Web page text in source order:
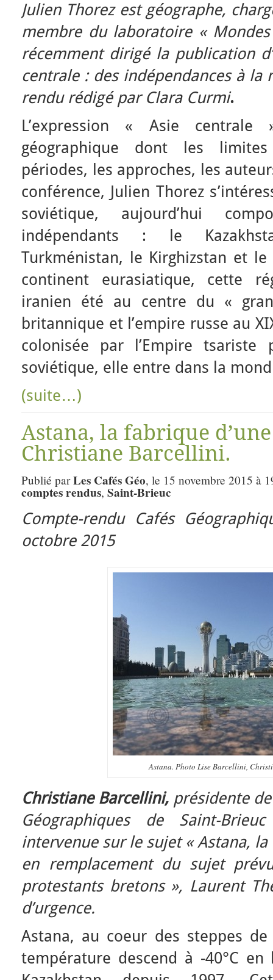
Julien Thorez est géographe,
membre du laboratoire «
récemment dirigé la publication
centrale : des indépendances à la
rendu rédigé par Clara Curmi.
L’expression « Asie
géographique dont les
périodes, les approches, les
conférence, Julien Thorez
soviétique, aujourd’hui
indépendants : le
Turkménistan, le Kirghizstan et
continent eurasiatique, cette
iranien été au centre du «
britannique et l’empire russe au
colonisée par l’Empire tsariste
soviétique, elle entre dans la
(suite…)
Astana, la fabrique
Christiane Barcellini.
Publié parLes Cafés Géo, le 15 novembre 2015 à
comptes rendus, Saint-Brieuc
Compte-rendu Cafés
octobre 2015
Astana. Photo Lise Barcellini,
Christiane Barcellini, présidente
Géographiques de Saint-
intervenue sur le sujet « Astana,
en remplacement du sujet
protestants bretons », Laurent
d’urgence.
Astana, au coeur des steppes
température descend à -40°C